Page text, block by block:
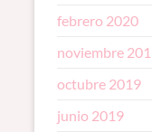
febrero 2020
noviembre
octubre 2019
junio 2019